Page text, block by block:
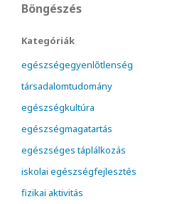
Böngészés
Kategóriák
egészségegyenlőtlenség
társadalomtudomány
egészségkultúra
egészségmagatartás
egészséges táplálkozás
iskolai egészségfejlesztés
fizikai aktivitás